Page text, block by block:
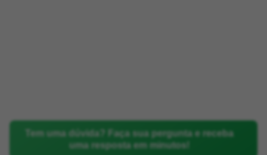
Tem uma dúvida? Faça sua pergunta e receba
uma resposta em minutos!